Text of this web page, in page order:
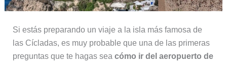
Si estás preparando un viaje a la isla más famosa de
las Cícladas, es muy probable que una de las primeras
preguntas que te hagas sea cómo ir del aeropuerto de